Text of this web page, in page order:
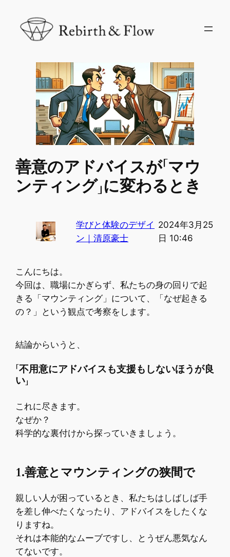
善意のアドバイスが「マウ
ンティング」に変わるとき
学びと体験のデザイ
ン｜清原豪士
2024年3月25
日 10:46
こんにちは。
今回は、職場にかぎらず、私たちの身の回りで起
きる「マウンティング」について、「なぜ起きる
の？」という観点で考察をします。
結論からいうと、
「不用意にアドバイスも支援もしないほうが良
い」
これに尽きます。
なぜか？
科学的な裏付けから探っていきましょう。
1.善意とマウンティングの狭間で
親しい人が困っているとき、私たちはしばしば手
を差し伸べたくなったり、アドバイスをしたくな
りますね。
それは本能的なムーブですし、とうぜん悪気なん
てないです。